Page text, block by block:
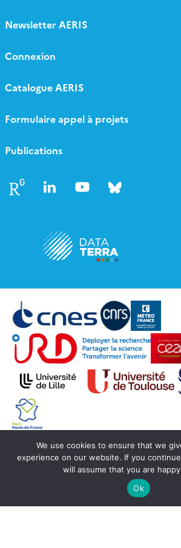
Newsletter AERIS
Connexion
Catalogue AERIS
Formulaire appel à projets
Publications
Follow Follow
© Copyright Aeris 2020 -
Données OMP)
We use cookies to ensure that we
experience on our website. If you
will assume that you are
Ok